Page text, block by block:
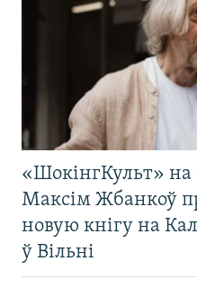
«ШокінгКульт» на
Максім Жбанкоў
новую кнігу на
ў Вільні